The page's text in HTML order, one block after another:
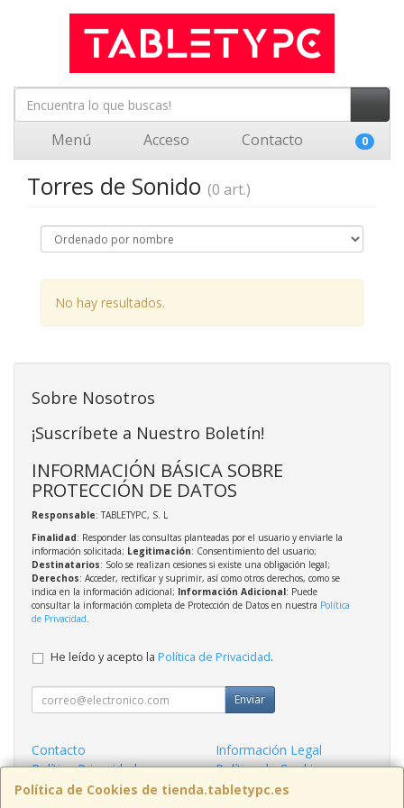
Menú Acceso Contacto 0
Torres de Sonido (0 art.)
No hay resultados.
Política de Cookies de tienda.tabletypc.es
Sobre Nosotros
¡Suscríbete a Nuestro Boletín!
INFORMACIÓN BÁSICA SOBRE
PROTECCIÓN DE DATOS
Responsable: TABLETYPC, S. L
Finalidad: Responder las consultas planteadas por el usuario y enviarle la
información solicitada; Legitimación: Consentimiento del usuario;
Destinatarios: Solo se realizan cesiones si existe una obligación legal;
Derechos: Acceder, rectificar y suprimir, así como otros derechos, como se
indica en la información adicional; Información Adicional: Puede
consultar la información completa de Protección de Datos en nuestra Política
de Privacidad.
He leído y acepto la Política de Privacidad.
Enviar
Contacto
Información Legal
Política Privacidad
Política de Cookies
Condiciones de Compra
Formas de Pago